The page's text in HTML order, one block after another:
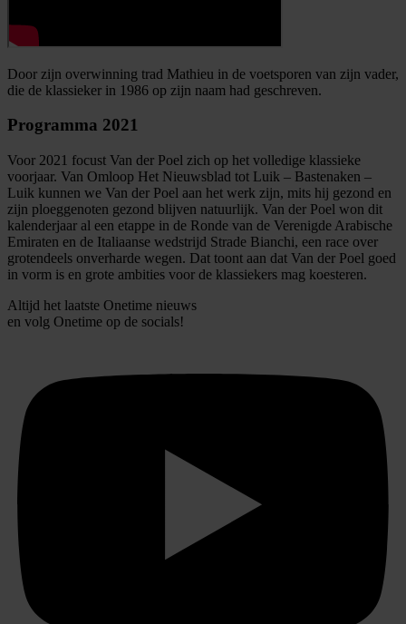
Door zijn overwinning trad Mathieu in de voetsporen van zijn vader,
die de klassieker in 1986 op zijn naam had geschreven.
Programma 2021
Voor 2021 focust Van der Poel zich op het volledige klassieke
voorjaar. Van Omloop Het Nieuwsblad tot Luik – Bastenaken –
Luik kunnen we Van der Poel aan het werk zijn, mits hij gezond en
zijn ploeggenoten gezond blijven natuurlijk. Van der Poel won dit
kalenderjaar al een etappe in de Ronde van de Verenigde Arabische
Emiraten en de Italiaanse wedstrijd Strade Bianchi, een race over
grotendeels onverharde wegen. Dat toont aan dat Van der Poel goed
in vorm is en grote ambities voor de klassiekers mag koesteren.
Altijd het laatste Onetime nieuws
en volg Onetime op de socials!